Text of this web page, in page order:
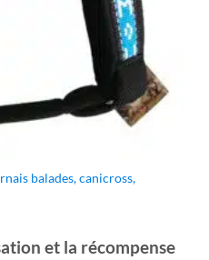
balades, canicross,
et la récompense